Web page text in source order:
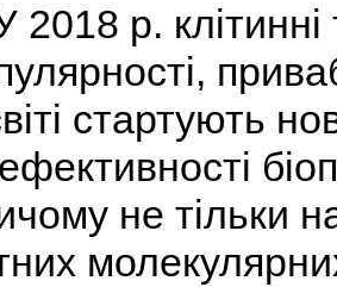
2018 р. клітинні
стартують
не тільки